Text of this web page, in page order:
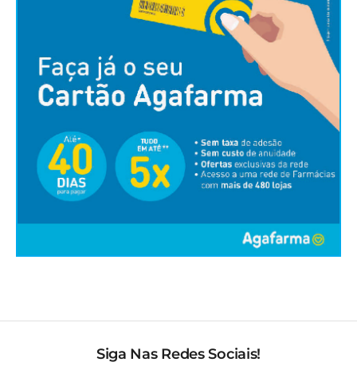
Siga Nas Redes Sociais!